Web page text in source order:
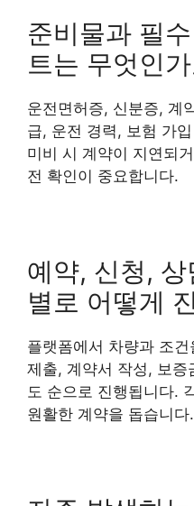
준비물과 필
트는 무엇인
운전면허증, 신분증, 계
급, 운전 경력, 보험 가
미비 시 계약이 지연되
전 확인이 중요합니다.
예약, 신청,
별로 어떻게
플랫폼에서 차량과 조
제출, 계약서 작성, 보증
도 순으로 진행됩니다.
원활한 계약을 돕습니다.